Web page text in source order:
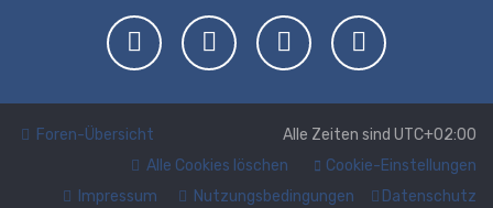
Foren-Übersicht Alle Zeiten sind UTC+02:00
Cookie-Einstellungen
Alle Cookies löschen
Datenschutz
Nutzungsbedingungen
Impressum